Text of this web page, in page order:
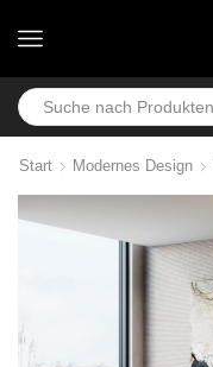
Start Modernes Design